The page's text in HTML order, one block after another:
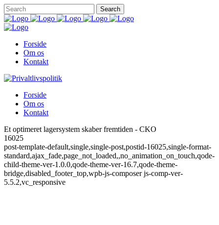
Forside
Om os
Kontakt
Forside
Om os
Kontakt
Et optimeret lagersystem skaber fremtiden - CKO
16025
post-template-default,single,single-post,postid-16025,single-format-
standard,ajax_fade,page_not_loaded,,no_animation_on_touch,qode-
child-theme-ver-1.0.0,qode-theme-ver-16.7,qode-theme-
bridge,disabled_footer_top,wpb-js-composer js-comp-ver-
5.5.2,vc_responsive